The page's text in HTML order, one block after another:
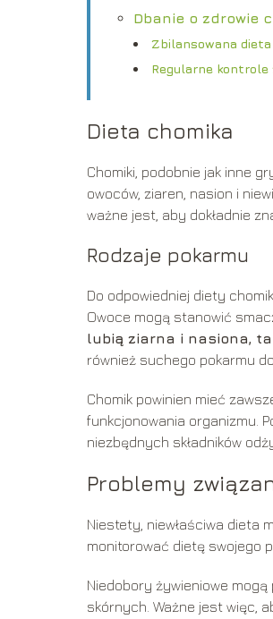
Dbanie o zdrowie
Zbilansowana dieta
Regularne kontrole
Dieta chomika
Chomiki, podobnie jak inne
owoców, ziaren, nasion i
ważne jest, aby dokładnie
Rodzaje pokarmu
Do odpowiedniej diety
Owoce mogą stanowić
lubią ziarna i nasiona,
również suchego pokarmu
Chomik powinien mieć
funkcjonowania organizmu.
niezbędnych składników
Problemy
Niestety, niewłaściwa dieta
monitorować dietę swojego
Niedobory żywieniowe
skórnych. Ważne jest więc,